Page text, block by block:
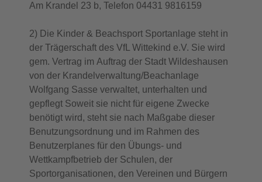
Am Krandel 23 b, Telefon 04431 9816159
2) Die Kinder & Beachsport Sportanlage steht in
der Trägerschaft des VfL Wittekind e.V. Sie wird
gem. Vertrag im Auftrag der Stadt Wildeshausen
von der Krandelverwaltung/Beachanlage
Wolfgang Sasse verwaltet, unterhalten und
gepflegt Soweit sie nicht für eigene Zwecke
benötigt wird, steht sie nach Maßgabe dieser
Benutzungsordnung und im Rahmen des
Benutzerplanes für den Übungs- und
Wettkampfbetrieb der Schulen, der
Sportorganisationen, den Vereinen und Bürgern